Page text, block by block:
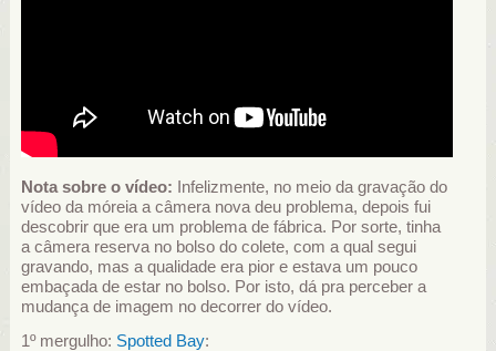
Nota sobre o vídeo: Infelizmente, no meio da gravação do
vídeo da móreia a câmera nova deu problema, depois fui
descobrir que era um problema de fábrica. Por sorte, tinha
a câmera reserva no bolso do colete, com a qual segui
gravando, mas a qualidade era pior e estava um pouco
embaçada de estar no bolso. Por isto, dá pra perceber a
mudança de imagem no decorrer do vídeo.
1º mergulho: Spotted Bay: